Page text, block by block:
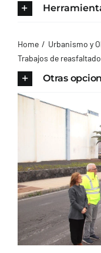
AYUNTAMIENTO
Home
Urbanismo y
Trabajos de
Otras